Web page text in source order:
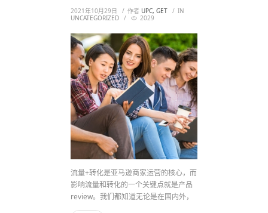
2021年10月29日 作者 UPC, GET
IN
UNCATEGORIZED
2029
流量+转化是亚马逊商家运营的核心，而
影响流量和转化的一个关键点就是产品
review。我们都知道无论是在国内外，